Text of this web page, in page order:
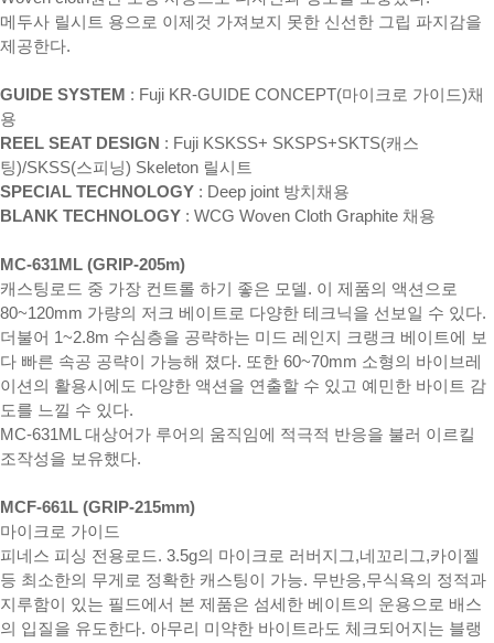
메두사 릴시트 용으로 이제것 가져보지 못한 신선한 그립 파지감을
제공한다.
GUIDE SYSTEM : Fuji KR-GUIDE CONCEPT(마이크로 가이드)채
용
REEL SEAT DESIGN : Fuji KSKSS+ SKSPS+SKTS(캐스
팅)/SKSS(스피닝) Skeleton 릴시트
SPECIAL TECHNOLOGY : Deep joint 방치채용
BLANK TECHNOLOGY : WCG Woven Cloth Graphite 채용
MC-631ML (GRIP-205m)
캐스팅로드 중 가장 컨트롤 하기 좋은 모델. 이 제품의 액션으로
80~120mm 가량의 저크 베이트로 다양한 테크닉을 선보일 수 있다.
더불어 1~2.8m 수심층을 공략하는 미드 레인지 크랭크 베이트에 보
다 빠른 속공 공략이 가능해 졌다. 또한 60~70mm 소형의 바이브레
이션의 활용시에도 다양한 액션을 연출할 수 있고 예민한 바이트 감
도를 느낄 수 있다.
MC-631ML 대상어가 루어의 움직임에 적극적 반응을 불러 이르킬
조작성을 보유했다.
MCF-661L (GRIP-215mm)
마이크로 가이드
피네스 피싱 전용로드. 3.5g의 마이크로 러버지그,네꼬리그,카이젤
등 최소한의 무게로 정확한 캐스팅이 가능. 무반응,무식욕의 정적과
지루함이 있는 필드에서 본 제품은 섬세한 베이트의 운용으로 배스
의 입질을 유도한다. 아무리 미약한 바이트라도 체크되어지는 블랭